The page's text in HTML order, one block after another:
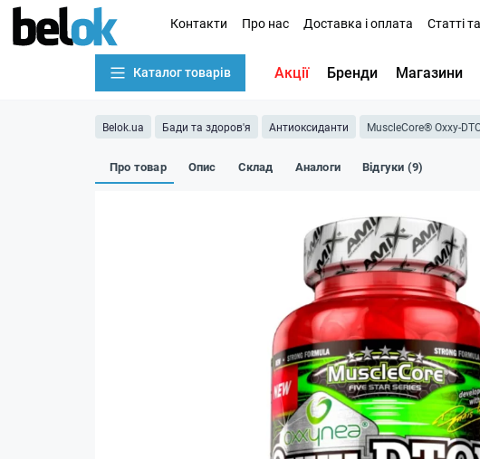
Контакти Про нас Доставка і оплата Статті
Каталог товарів Акції Бренди Магазини
Belok.ua Бади та здоров'я Антиоксиданти MuscleCore® Oxxy-
Про товар Опис Склад Аналоги Відгуки (9)